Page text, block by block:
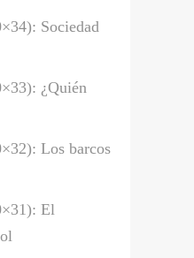
Sociedad
¿Quién
Los barcos
El